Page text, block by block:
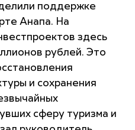
поддержке
Анапа. На
здесь
рублей. Это
и сохранения
сферу туризма и